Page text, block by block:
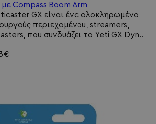
Compass Boom Arm
GX είναι ένα ολοκληρωμένο
περιεχομένου, streamers,
που συνδυάζει το Yeti GX Dyn..